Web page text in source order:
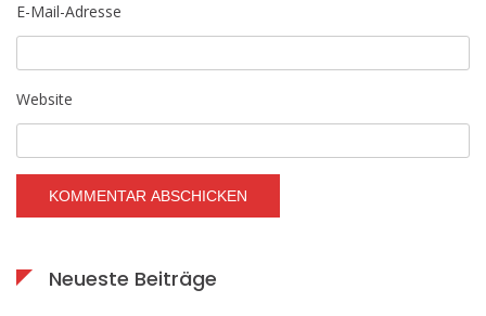
E-Mail-Adresse
Website
Neueste Beiträge